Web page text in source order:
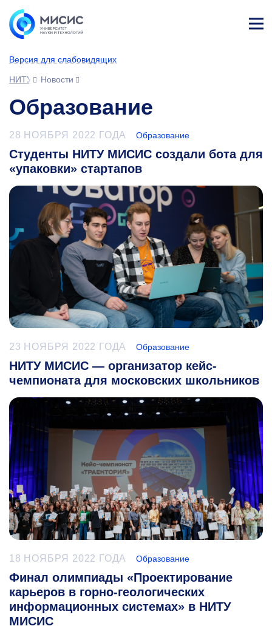
Версия для слабовидящих
НИТУ МИСИС
Новости
Образование
28 НОЯБРЯ 2022 ГОДА Образование
Студенты НИТУ МИСИС создали бота для
«упаковки» стартапов
23 НОЯБРЯ 2022 ГОДА Образование
НИТУ МИСИС — организатор кейс-
чемпионата для московских школьников
18 НОЯБРЯ 2022 ГОДА Образование
Финал олимпиады «Проектирование
карьеров в горно-геологических
информационных системах» в НИТУ
МИСИС